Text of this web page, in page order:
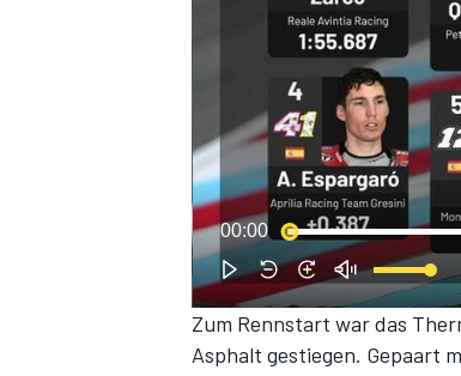
00:00
Zum Rennstart war das
Asphalt gestiegen. Gepaart